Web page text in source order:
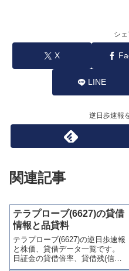
シ
X
LINE
逆日歩速報
関連記事
テラプローブ(6627)の貸借
情報と品貸料
テラプローブ(6627)の逆日歩速報
と株価、貸借データ一覧です。
日証金の貸借倍率、貸借残(信用
買残、信用売残)、品貸料(逆日